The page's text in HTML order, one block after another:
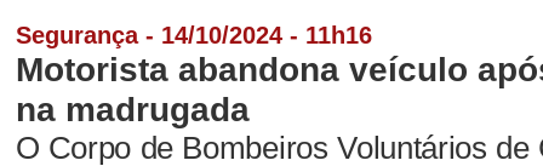
Segurança - 14/10/2024 - 11h16
Motorista abandona veículo
na madrugada
O Corpo de Bombeiros Voluntários de